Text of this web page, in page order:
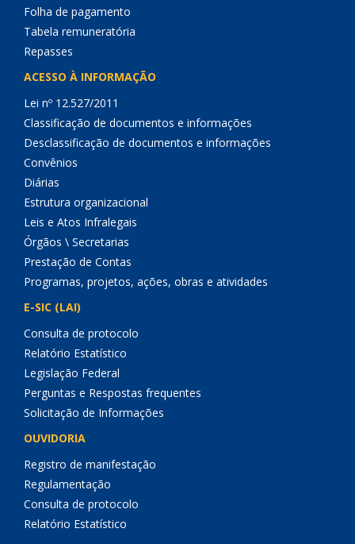
Folha de pagamento
Tabela remuneratória
Repasses
ACESSO À INFORMAÇÃO
Lei nº 12.527/2011
Classificação de documentos e informações
Desclassificação de documentos e informações
Convênios
Diárias
Estrutura organizacional
Leis e Atos Infralegais
Órgãos \ Secretarias
Prestação de Contas
Programas, projetos, ações, obras e atividades
E-SIC (LAI)
Consulta de protocolo
Relatório Estatístico
Legislação Federal
Perguntas e Respostas frequentes
Solicitação de Informações
OUVIDORIA
Registro de manifestação
Regulamentação
Consulta de protocolo
Relatório Estatístico